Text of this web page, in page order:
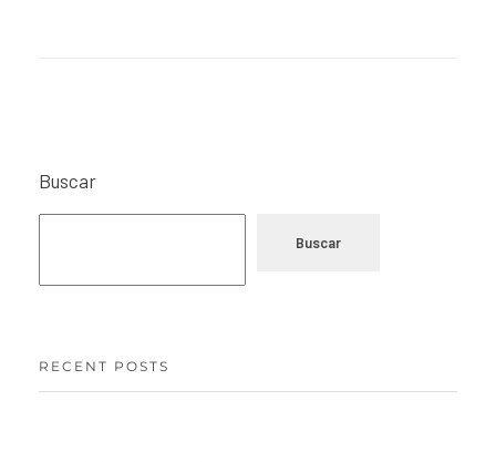
Buscar
Buscar
RECENT POSTS